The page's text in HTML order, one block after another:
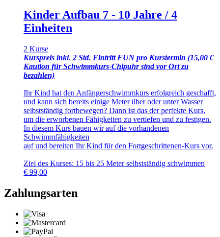
Kinder Aufbau 7 - 10 Jahre / 4
Einheiten
2 Kurse
Kurspreis inkl. 2 Std. Eintritt FUN pro Kurstermin (15,00 €
Kaution für Schwimmkurs-Chipuhr sind vor Ort zu
bezahlen)
Ihr Kind hat den Anfängerschwimmkurs erfolgreich geschafft,
und kann sich bereits einige Meter über oder unter Wasser
selbstständig fortbewegen? Dann ist das der perfekte Kurs,
um die erworbenen Fähigkeiten zu vertiefen und zu festigen.
In diesem Kurs bauen wir auf die vorhandenen
Schwimmfähigkeiten
auf und bereiten Ihr Kind für den Fortgeschrittenen-Kurs vor.
Ziel des Kurses: 15 bis 25 Meter selbstständig schwimmen
€ 99,00
Zahlungsarten